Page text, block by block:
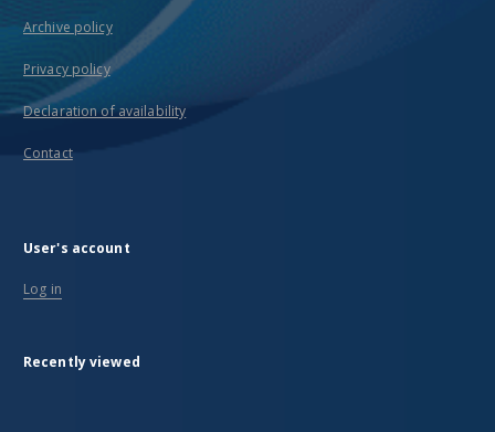
Archive policy
Privacy policy
Declaration of availability
Contact
User's account
Log in
Recently viewed